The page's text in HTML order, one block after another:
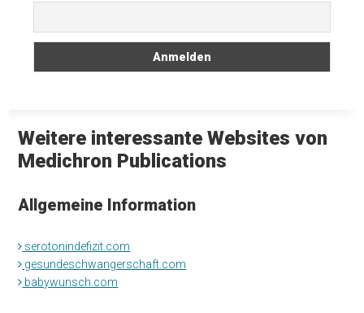
Weitere interessante Websites von
Medichron Publications
Allgemeine Information
serotonindefizit.com
gesundeschwangerschaft.com
babywunsch.com